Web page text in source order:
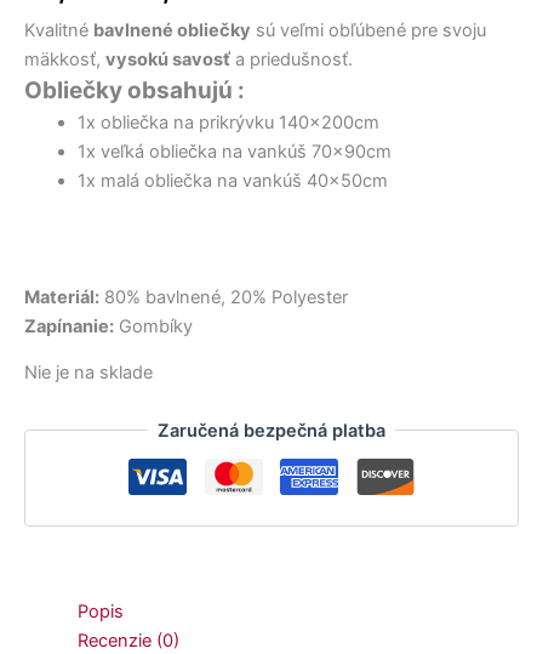
bola:
22,50 €.13,90 €.
Kvalitné bavlnené obliečky sú veľmi obľúbené pre svoju
mäkkosť, vysokú savosť a priedušnosť.
Obliečky obsahujú :
1x obliečka na prikrývku 140x200cm
1x veľká obliečka na vankúš 70x90cm
1x malá obliečka na vankúš 40x50cm
Materiál: 80% bavlnené, 20% Polyester
Zapínanie: Gombíky
Nie je na sklade
Zaručená bezpečná platba
Popis
Recenzie (0)